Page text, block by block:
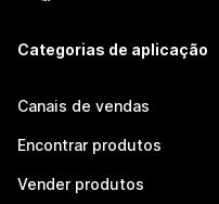
Categorias de aplicação
Canais de vendas
Encontrar produtos
Vender produtos